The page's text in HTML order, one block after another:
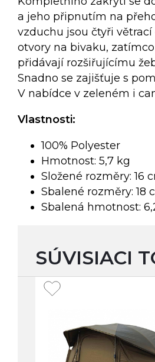
a jeho připnutím na
vzduchu jsou čtyři
otvory na bivaku,
přidávají rozšiřujícímu
Snadno se zajišťuje s
V nabídce v zeleném i
Vlastnosti:
100% Polyester
Hmotnost: 5,7 kg
Složené rozměry: 16
Sbalené rozměry: 18
Sbalená hmotnost:
SÚVISIACI